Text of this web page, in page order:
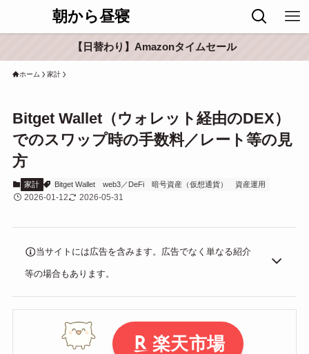
朝から昼寝
【日替わり】Amazonタイムセール
ホーム 家計
Bitget Wallet（ウォレット経由のDEX）
でのスワップ時の手数料／レート等の見
方
家計 Bitget Wallet web3／DeFi 暗号資産（仮想通貨） 資産運用
2026-01-12 2026-05-31
当サイトには広告を含みます。広告でなく単なる紹介
等の場合もあります。
楽天市場